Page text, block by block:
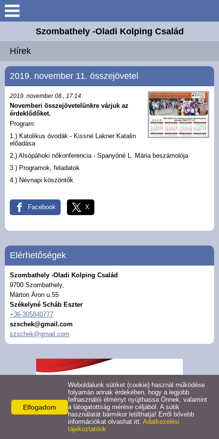
Keresés
Elérhetőségek
Adolf Kolpingról
Hírek
Fontos információk
Galéria
Szombathely -Oladi Kolping Család
Hírek
2019. november 11. összejövetel
2019. november 08., 17:14
Novemberi összejövetelünkre várjuk az
érdeklődőket.
Program:
1.) Katolikus óvodák - Kissné Lakner Katalin
előadása
2.) Alsópáhoki nőkonferencia - Spanyóné L. Mária beszámolója
3.) Programok, feladatok
4.) Névnapi köszöntők
Facebook X
Elérhetőségek
Szombathely -Oladi Kolping Család
9700 Szombathely,
Márton Áron u.55
Székelyné Scháb Eszter
+36-305840777
szschek@gmail.com
szschek@gmail.com
Elfogadom
Weboldalunk sütiket (cookie) használ működése
folyamán annak érdekében, hogy a legjobb
felhasználói élményt nyújthassa Önnek, valamint
a látogatottság mérése céljából. A sütik
használatát bármikor letilthatja! Erről bővebb
információkat olvashat itt: Adatkezelési
tájékoztatónk